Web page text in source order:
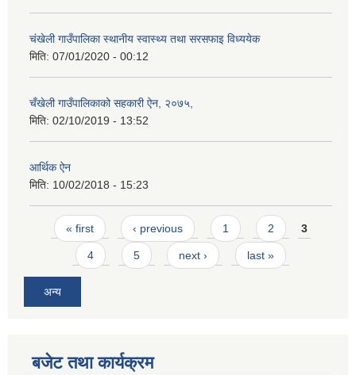
चंखेली गाउँपालिका स्थानीय स्वास्थ्य तथा सरसफाइ विध्ययेक
मिति: 07/01/2020 - 00:12
चँखेली गाउँपालिकाको सहकारी ऐन, २०७५,
मिति: 02/10/2019 - 13:52
आर्थिक ऐन
मिति: 10/02/2018 - 15:23
Pages
« first ‹ previous 1 2 3
4 5 next › last »
अन्य
बजेट तथा कार्यक्रम